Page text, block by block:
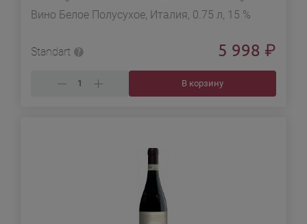
Вино Белое Полусухое, Италия, 0.75 л, 15 %
Standart 5 998 ₽
В корзину